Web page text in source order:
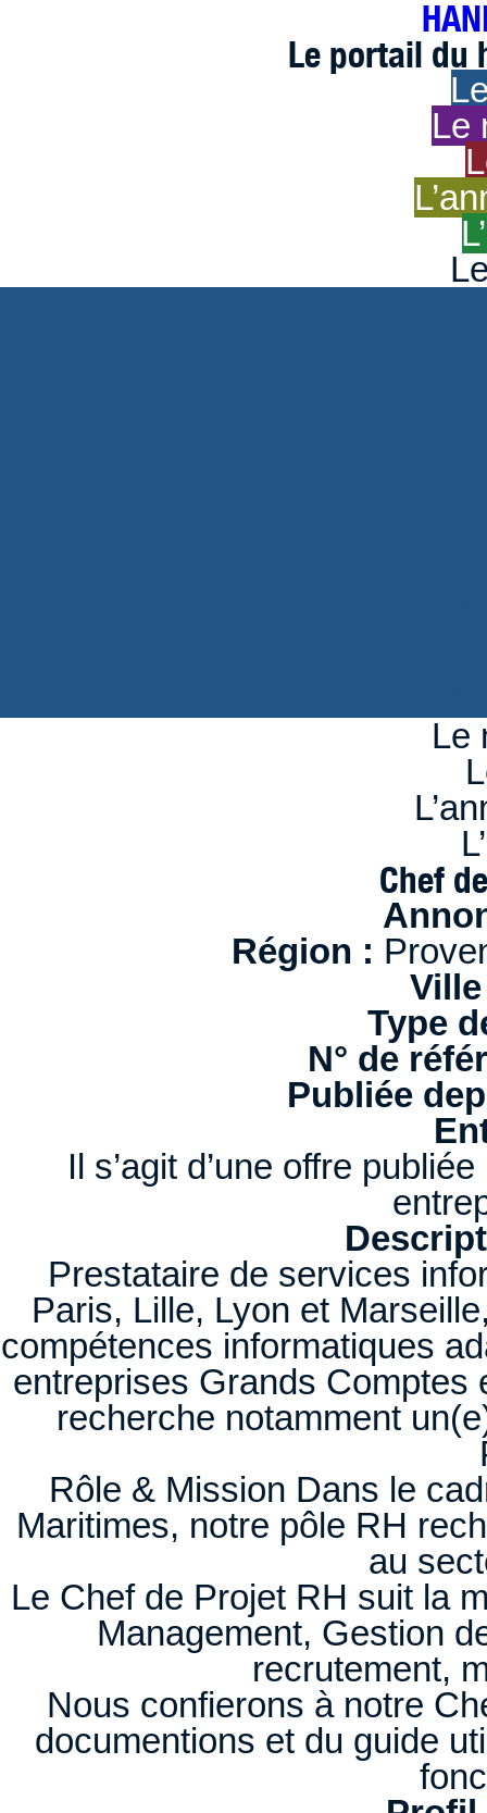
Le portail du
Le
Le
Chef
Région :
Type
N° de
Publiée
Il s’agit d’une offre
Prestataire de services
Paris, Lille, Lyon et
compétences informatiques
entreprises Grands Comptes
recherche notamment
Rôle & Mission Dans le
Maritimes, notre pôle RH
au
Le Chef de Projet RH suit la
Management, Gestion
recrutement,
Nous confierons à notre
documentions et du guide